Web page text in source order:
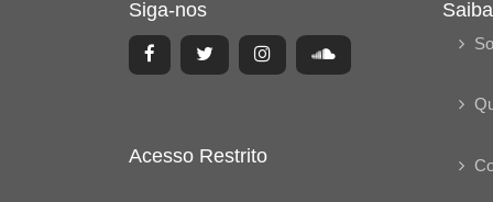
Siga-nos
Acesso Restrito